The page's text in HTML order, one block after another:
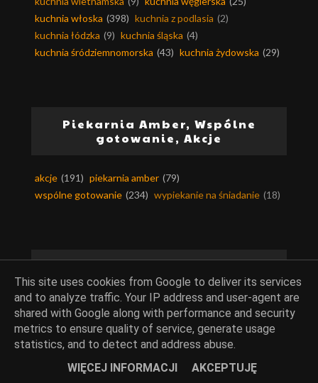
kuchnia włoska (398) kuchnia z podlasia (2)
kuchnia łódzka (9) kuchnia śląska (4)
kuchnia śródziemnomorska (43) kuchnia żydowska (29)
Piekarnia Amber, Wspólne
gotowanie, Akcje
akcje (191) piekarnia amber (79)
wspólne gotowanie (234) wypiekanie na śniadanie (18)
boże narodzenie (213) czekolada
(258)
dania z mikrofali
domowe pieczywo
(786)
domowe sery (17) domowe wędliny (9)
filmowo-książkowe przepisy (63) formuła 1 (16)
This site uses cookies from Google to deliver its services
and to analyze traffic. Your IP address and user-agent are
shared with Google along with performance and security
metrics to ensure quality of service, generate usage
statistics, and to detect and address abuse.
WIĘCEJ INFORMACJI
AKCEPTUJĘ